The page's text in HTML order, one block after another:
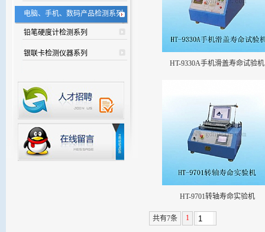
电脑、手机、数码产品检测系列
铅笔硬度计检测系列
银联卡检测仪器系列
HT-9330A手机滑盖寿命试验机
HT-9701转轴寿命实验机
共有7条 1